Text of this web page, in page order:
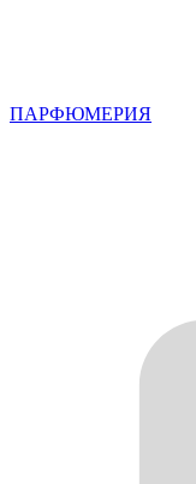
ПАРФЮМЕРИЯ